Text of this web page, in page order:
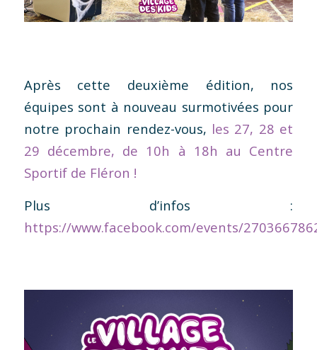
Après cette deuxième édition, nos
équipes sont à nouveau surmotivées pour
notre prochain rendez-vous, les 27, 28 et
29 décembre, de 10h à 18h au Centre
Sportif de Fléron !
Plus d’infos :
https://www.facebook.com/events/